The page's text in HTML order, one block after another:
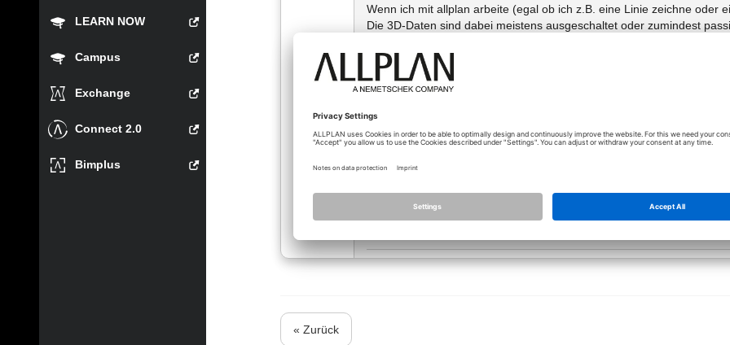
LEARN NOW
Campus
Exchange
Connect 2.0
Bimplus
Wenn ich mit allplan arbeite (egal ob ich z.B. eine Linie zeichne oder
Die 3D-Daten sind dabei meistens ausgeschaltet oder zumindest
Meine Festplattenkapazität fällt von 20GB auf 400MB (zum Teil auf
Nachdem Neustart meines Computers hat meine Festplatte wieder
Schreibt allplan meine Festplatte beim Absturz vorübergehend voll ?
Was kann ich tun, damit allplan wieder ohne Probleme läuft ?
Kann ich die Dokumentengröße bei allplan noch höher setzen als
Für die Beantwortung meiner Fragen bedanke ich mich sehr herzlich
Rüdiger Laermann
Baues + Wicht beratende Ingenieure PartmbB
« Zurück